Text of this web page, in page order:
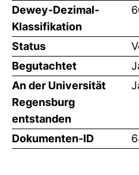
Dewey-Dezimal-
Klassifikation
Status
Begutachtet
An der Universität
Regensburg
entstanden
Dokumenten-ID